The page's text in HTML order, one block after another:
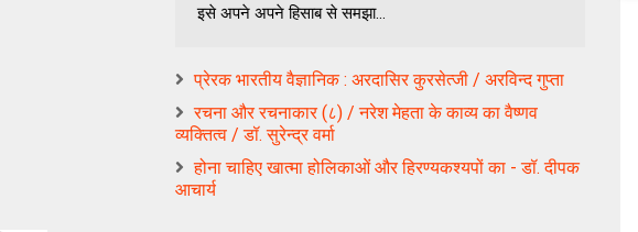
इसे अपने अपने हिसाब से समझा...
प्रेरक भारतीय वैज्ञानिक : अरदासिर कुरसेत्जी / अरविन्द गुप्ता
रचना और रचनाकार (८) / नरेश मेहता के काव्य का वैष्णव
व्यक्तित्व / डॉ. सुरेन्द्र वर्मा
होना चाहिए खात्मा होलिकाओं और हिरण्यकश्यपों का - डॉ. दीपक
आचार्य